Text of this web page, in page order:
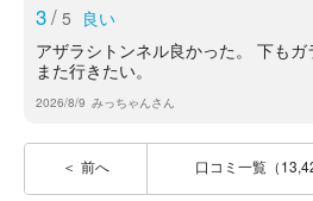
3/ 5 良い
アザラシトンネル良かった。 下もガ
また行きたい。
2026/8/9 みっちゃんさん
前へ 口コミ一覧（